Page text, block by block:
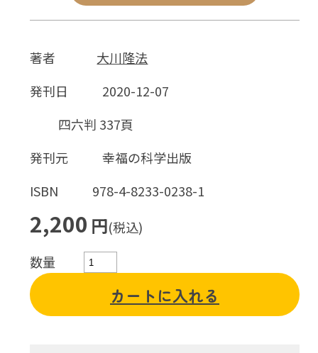
著者
大川隆法
発刊日
2020-12-07
四六判 337頁
発刊元
幸福の科学出版
ISBN
978-4-8233-0238-1
2,200 円(税込)
数量
カートに入れる